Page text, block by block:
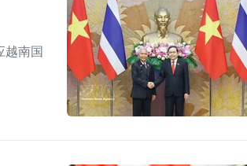
越南国